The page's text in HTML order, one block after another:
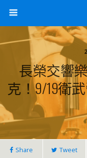
長榮交響
克！9/19衛
Share Tweet